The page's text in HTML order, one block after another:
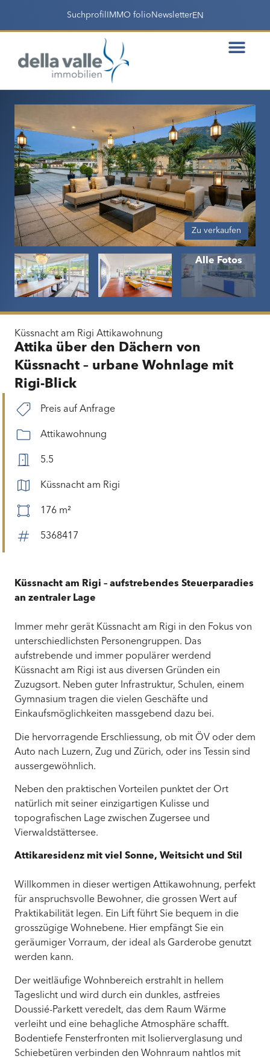
Suchprofil IMMO folio NewsletterEN
Zu verkaufen
Küssnacht am Rigi Attikawohnung
Attika über den Dächern von
Küssnacht – urbane Wohnlage mit
Rigi-Blick
Preis auf Anfrage
Attikawohnung
5.5
Küssnacht am Rigi
176 m²
5368417
Küssnacht am Rigi – aufstrebendes Steuerparadies
an zentraler Lage
Immer mehr gerät Küssnacht am Rigi in den Fokus von
unterschiedlichsten Personengruppen. Das
aufstrebende und immer populärer werdend
Küssnacht am Rigi ist aus diversen Gründen ein
Zuzugsort. Neben guter Infrastruktur, Schulen, einem
Gymnasium tragen die vielen Geschäfte und
Einkaufsmöglichkeiten massgebend dazu bei.
Die hervorragende Erschliessung, ob mit ÖV oder dem
Auto nach Luzern, Zug und Zürich, oder ins Tessin sind
aussergewöhnlich.
Neben den praktischen Vorteilen punktet der Ort
natürlich mit seiner einzigartigen Kulisse und
topografischen Lage zwischen Zugersee und
Vierwaldstättersee.
Attikaresidenz mit viel Sonne, Weitsicht und Stil
Willkommen in dieser wertigen Attikawohnung, perfekt
für anspruchsvolle Bewohner, die grossen Wert auf
Praktikabilität legen. Ein Lift führt Sie bequem in die
grosszügige Wohnebene. Hier empfängt Sie ein
geräumiger Vorraum, der ideal als Garderobe genutzt
werden kann.
Der weitläufige Wohnbereich erstrahlt in hellem
Tageslicht und wird durch ein dunkles, astfreies
Doussié-Parkett veredelt, das dem Raum Wärme
verleiht und eine behagliche Atmosphäre schafft.
Bodentiefe Fensterfronten mit Isolierverglasung und
Schiebetüren verbinden den Wohnraum nahtlos mit